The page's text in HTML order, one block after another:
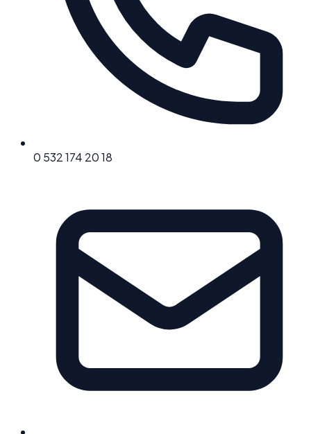
0 532 174 20 18